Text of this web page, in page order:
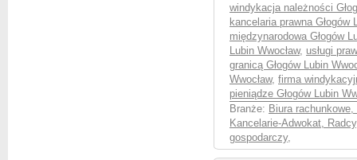
windykacja należności
kancelaria prawna Głogów
międzynarodowa Głogów
Lubin Wwocław, usługi
granicą Głogów Lubin
Wwocław, firma
pieniądze Głogów Lubin
Branże: Biura
Kancelarie-Adwokat,
gospodarczy,